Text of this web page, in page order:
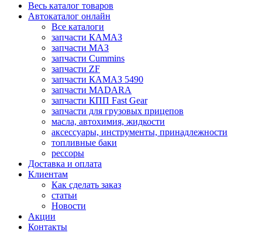
Весь каталог товаров
Автокаталог онлайн
Все каталоги
запчасти КАМАЗ
запчасти МАЗ
запчасти Cummins
запчасти ZF
запчасти КАМАЗ 5490
запчасти MADARA
запчасти КПП Fast Gear
запчасти для грузовых прицепов
масла, автохимия, жидкости
аксессуары, инструменты, принадлежности
топливные баки
рессоры
Доставка и оплата
Клиентам
Как сделать заказ
статьи
Новости
Акции
Контакты